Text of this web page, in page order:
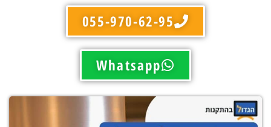
055-970-62-95
Whatsapp